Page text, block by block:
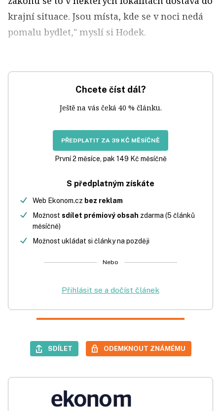
krajní situace. Jsou místa, kde se v noci nedá
pomalu bydlet," myslí si Hodek.
Chcete číst dál?
Ještě na vás čeká 40 % článku.
PŘEDPLATIT ZA 39 KČ MĚSÍČNĚ
První 2 měsíce, pak 149 Kč měsíčně
S předplatným získáte
Web Ekonom.cz bez reklam
Možnost sdílet prémiový obsah zdarma (5 článků
měsíčně)
Možnost ukládat si články na později
Nebo
Přihlásit se a dočíst článek
SDÍLET ODEMKNOUT ZNÁMÉMU